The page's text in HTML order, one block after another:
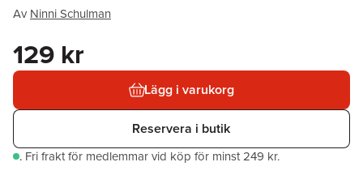
Av Ninni Schulman
129 kr
Lägg i varukorg
Reservera i butik
. Fri frakt för medlemmar vid köp för minst 249 kr.